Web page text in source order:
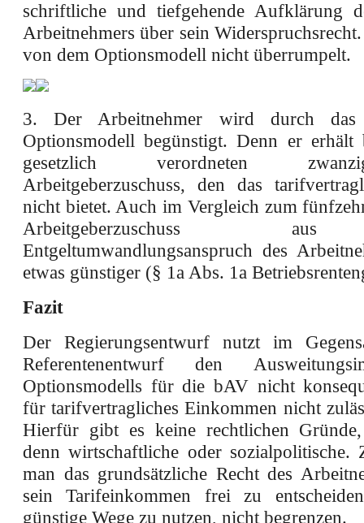
schriftliche und tiefgehende Aufklärung
Arbeitnehmers über sein
von dem Optionsmodell nicht überrumpelt.
3. Der Arbeitnehmer wird durch das
Optionsmodell begünstigt. Denn er
gesetzlich verordneten
Arbeitgeberzuschuss, den das
nicht bietet. Auch im Vergleich zum
Arbeitgeberzuschuss
Entgeltumwandlungsanspruch des
etwas günstiger (§ 1a Abs. 1a
Fazit
Der Regierungsentwurf nutzt im
Referentenentwurf den
Optionsmodells für die bAV nicht
für tarifvertragliches Einkommen nicht
Hierfür gibt es keine rechtlichen Gründe,
denn wirtschaftliche oder sozialpolitische.
man das grundsätzliche Recht des
sein Tarifeinkommen frei zu
günstige Wege zu nutzen, nicht begrenzen.